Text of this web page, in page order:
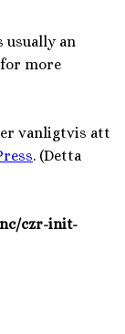
usually an
for more
vanligtvis att
. (Detta
czr-init-